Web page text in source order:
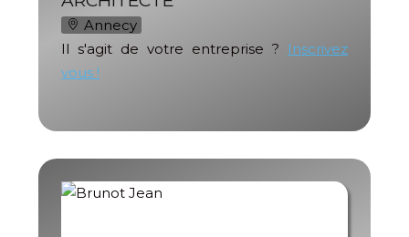
Annecy
Il s'agit de votre entreprise ?
Inscrivez
vous !